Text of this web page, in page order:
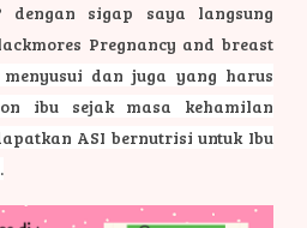
sigap saya langsung
Pregnancy and breast
dan juga yang harus
ibu sejak masa kehamilan
ASI bernutrisi untuk Ibu